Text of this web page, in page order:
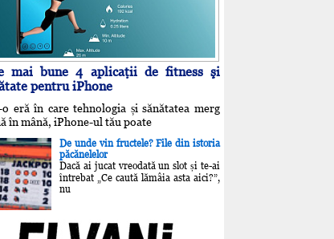
mai bune 4 aplicaţii de fitness şi
pentru iPhone
eră în care tehnologia și sănătatea merg
în mână, iPhone-ul tău poate
De unde vin fructele? File din istoria
păcănelelor
Dacă ai jucat vreodată un slot și te-ai
întrebat „Ce caută lămâia asta aici?”,
nu